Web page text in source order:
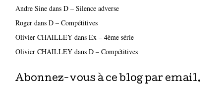
Andre Sinedans D – Silence adverse
Rogerdans D – Compétitives
Olivier CHAILLEYdans Ex – 4ème série
Olivier CHAILLEYdans D – Compétitives
Abonnez-vous à ce blog par email.